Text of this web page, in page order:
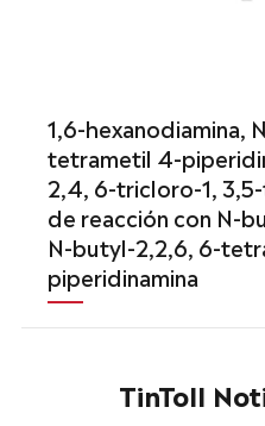
1,6-hexanodiamina,
tetrametil 4-
2,4, 6-tricloro-1,
de reacción con N-
N-butyl-2,2,6, 6-
piperidinamina
TinToll